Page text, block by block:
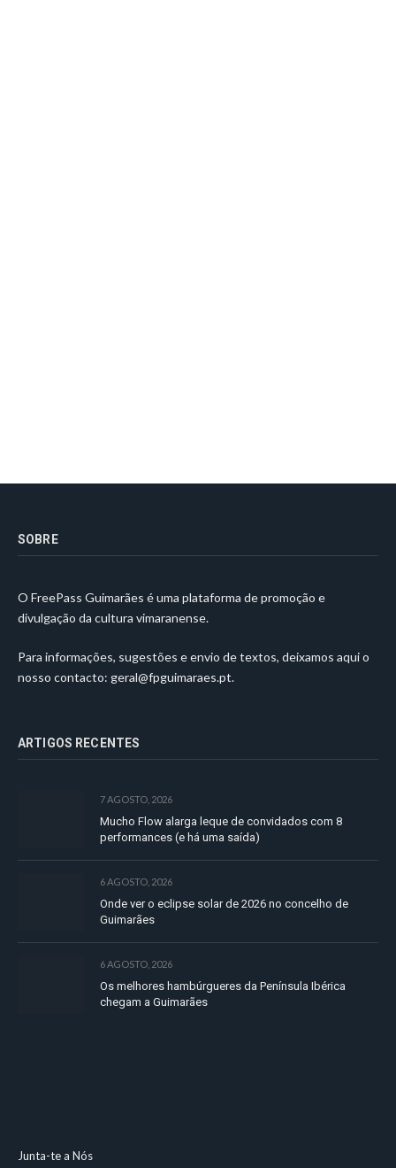
SOBRE
O FreePass Guimarães é uma plataforma de promoção e
divulgação da cultura vimaranense.
Para informações, sugestões e envio de textos, deixamos aqui o
nosso contacto: geral@fpguimaraes.pt.
ARTIGOS RECENTES
7 AGOSTO, 2026
Mucho Flow alarga leque de convidados com 8
performances (e há uma saída)
6 AGOSTO, 2026
Onde ver o eclipse solar de 2026 no concelho de
Guimarães
6 AGOSTO, 2026
Os melhores hambúrgueres da Península Ibérica
chegam a Guimarães
Junta-te a Nós